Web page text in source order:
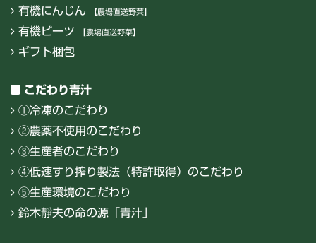
有機にんじん 【農場直送野菜】
有機ビーツ 【農場直送野菜】
ギフト梱包
こだわり青汁
①冷凍のこだわり
②農薬不使用のこだわり
③生産者のこだわり
④低速すり搾り製法（特許取得）のこだわり
⑤生産環境のこだわり
鈴木靜夫の命の源「青汁」